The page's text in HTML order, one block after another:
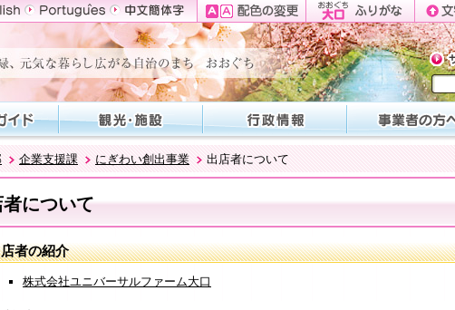
企業支援課 にぎわい創出事業 出店者について
について
者の紹介
株式会社ユニバーサルファーム大口